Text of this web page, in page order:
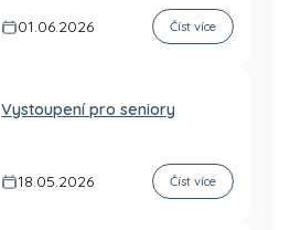
01.06.2026 Číst více
Vystoupení pro seniory
18.05.2026 Číst více